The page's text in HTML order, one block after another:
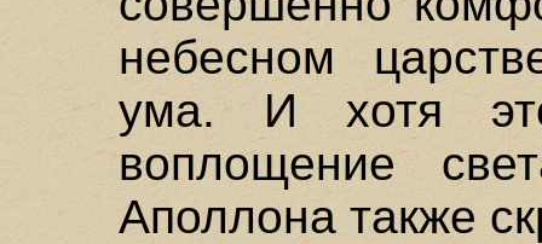
небесном
ума. И хотя
воплощение
Аполлона также